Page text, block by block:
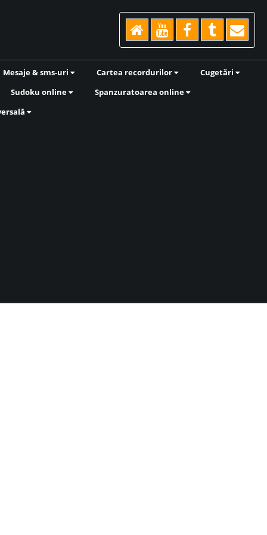
Mesaje & sms-uri Cartea recordurilor
Cugetări
Sudoku online
Spanzuratoarea online